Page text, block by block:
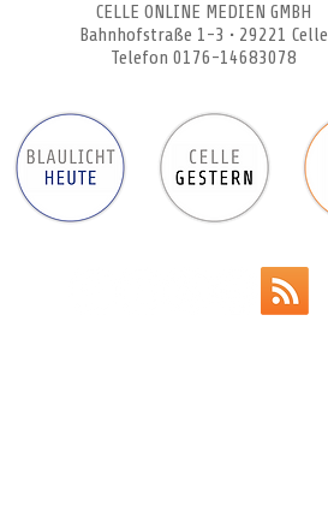
CELLE ONLINE MEDIEN GMBH
Bahnhofstraße 1-3 • 29221 Celle
Telefon 0176-14683078